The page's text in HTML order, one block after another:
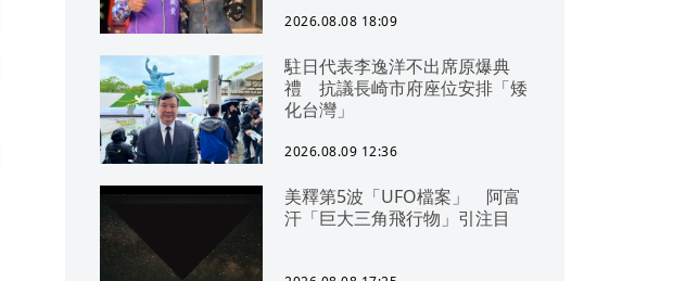
2026.08.08 18:09
駐日代表李逸洋不出席原爆典
禮 抗議長崎市府座位安排「矮
化台灣」
2026.08.09 12:36
美釋第5波「UFO檔案」 阿富
汗「巨大三角飛行物」引注目